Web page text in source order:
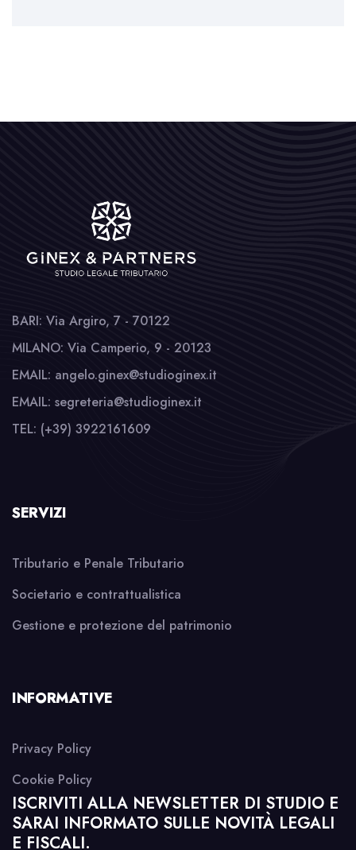
BARI: Via Argiro, 7 - 70122
MILANO: Via Camperio, 9 - 20123
EMAIL: angelo.ginex@studioginex.it
EMAIL: segreteria@studioginex.it
TEL: (+39) 3922161609
SERVIZI
Tributario e Penale Tributario
Societario e contrattualistica
Gestione e protezione del patrimonio
INFORMATIVE
Privacy Policy
Cookie Policy
ISCRIVITI ALLA NEWSLETTER DI STUDIO E
SARAI INFORMATO SULLE NOVITÀ LEGALI
E FISCALI.